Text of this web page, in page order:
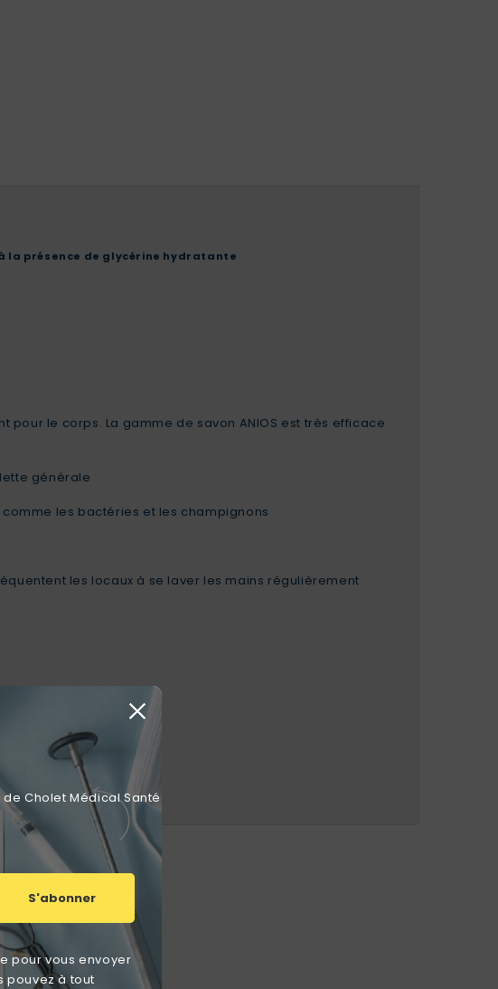
Cholet Médical Santé
S'abonner
pour vous envoyer
pouvez à tout
la présence de glycérine hydratante
le corps. La gamme de savon ANIOS est très efficace
générale
les bactéries et les champignons
les locaux à se laver les mains régulièrement